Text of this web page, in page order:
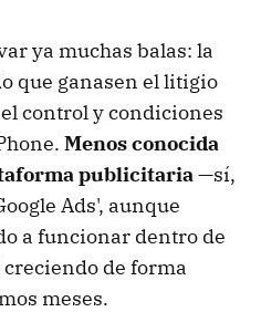
ya muchas balas: la
que ganasen el litigio
control y condiciones
Menos conocida
publicitaria—sí,
Ads', aunque
a funcionar dentro de
de forma
meses.